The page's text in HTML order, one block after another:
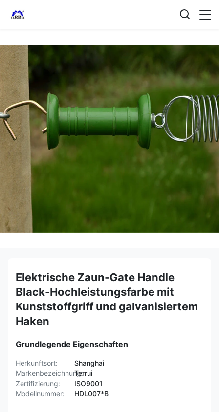
Elektrische Zaun-Gate Handle
Black-Hochleistungsfarbe mit
Kunststoffgriff und galvanisiertem
Haken
Grundlegende Eigenschaften
Herkunftsort:
Shanghai
Markenbezeichnung:Terrui
Zertifizierung:
ISO9001
Modellnummer:
HDL007*B